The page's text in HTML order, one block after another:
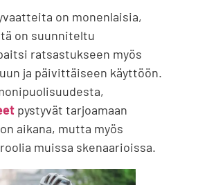
on monenlaisia,
on suunniteltu
ratsastukseen myös
ja päivittäiseen käyttöön.
pystyvät tarjoamaan
aikana, mutta myös
muissa skenaarioissa.